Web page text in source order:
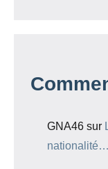
GNA46 sur